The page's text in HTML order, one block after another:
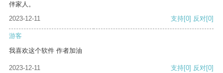
伴家人。
2023-12-11
支持[0] 反对[0]
游客
我喜欢这个软件 作者加油
2023-12-11 支持[0] 反对[0]